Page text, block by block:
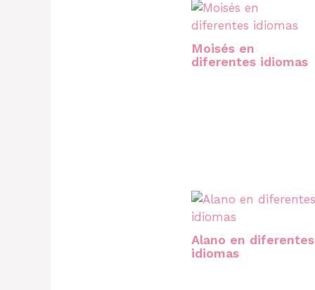
Moisés en
diferentes idiomas
Alano en diferentes
idiomas